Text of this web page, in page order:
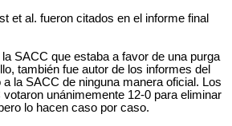
et al. fueron citados en el informe final
SACC que estaba a favor de una purga
también fue autor de los informes del
la SACC de ninguna manera oficial. Los
unánimemente 12-0 para eliminar
lo hacen caso por caso.